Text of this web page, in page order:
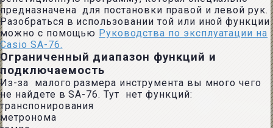
предназначена для постановки правой и левой рук.
Разобраться в использовании той или иной функции
можно с помощью Руководства по эксплуатации на
Casio SA-76.
Ограниченный диапазон функций и
подключаемость
Из-за малого размера инструмента вы много чего
не найдете в SA-76. Тут нет функций:
транспонирования
метронома